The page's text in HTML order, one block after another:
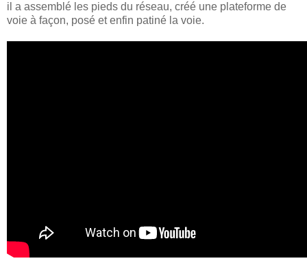
il a assemblé les pieds du réseau, créé une plateforme de
voie à façon, posé et enfin patiné la voie.